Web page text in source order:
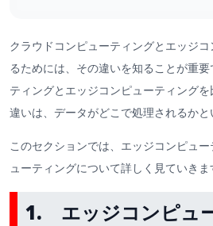
クラウドコンピューティングとエッジ
るためには、その違いを知ることが重
ティングとエッジコンピューティング
違いは、データがどこで処理されるかと
このセクションでは、エッジコンピュ
ューティングについて詳しく見ていきま
1. エッジコンピュ